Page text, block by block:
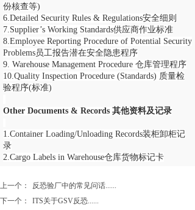
份核查等)
6.Detailed Security Rules & Regulations安全细则
7.Supplier’s Working Standards供应商作业标准
8.Employee Reporting Procedure of Potential Security
Problems员工报告潜在安全隐患程序
9. Warehouse Management Procedure 仓库管理程序
10.Quality Inspection Procedure (Standards) 质量检
验程序(标准)
Other Documents & Records 其他资料及记录
1.Container Loading/Unloading Records装柜卸柜记
录
2.Cargo Labels in Warehouse仓库货物标记卡
上一个：
反恐验厂中的常见问话......
下一个：
ITS关于GSV反恐......